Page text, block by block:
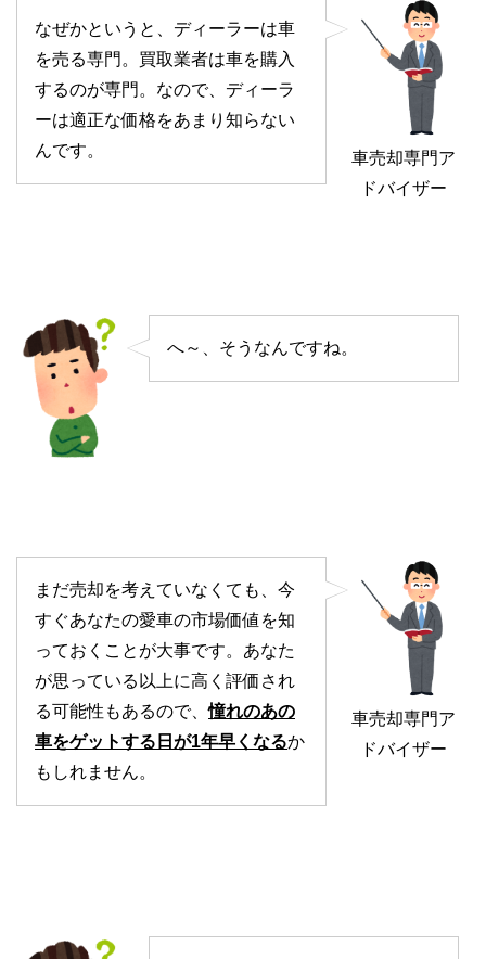
車売却専門ア
ドバイザー
なぜかというと、ディーラーは車
を売る専門。買取業者は車を購入
するのが専門。なので、ディーラ
ーは適正な価格をあまり知らない
んです。
へ～、そうなんですね。
車売却専門ア
ドバイザー
まだ売却を考えていなくても、今
すぐあなたの愛車の市場価値を知
っておくことが大事です。あなた
が思っている以上に高く評価され
る可能性もあるので、憧れのあの
車をゲットする日が1年早くなるか
もしれません。